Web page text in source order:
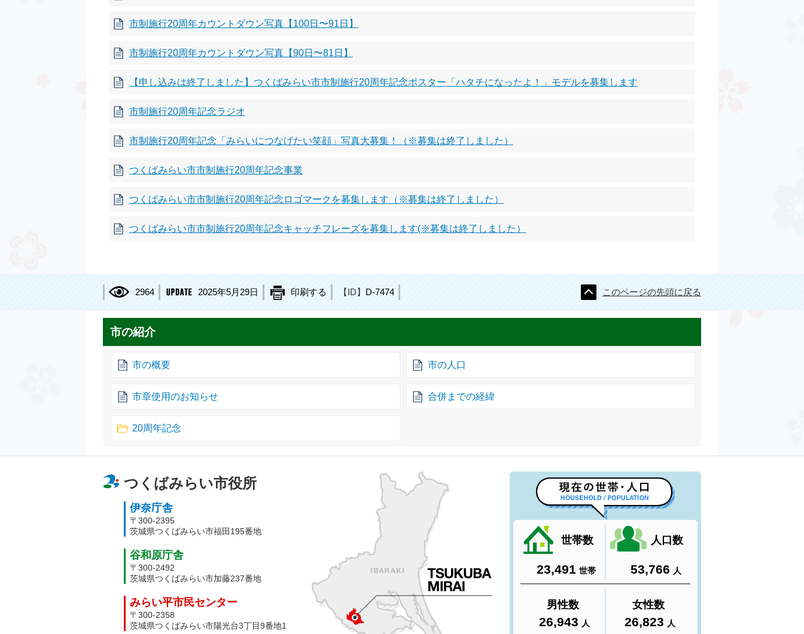
市制施行20周年カウントダウン写真【100日〜91日】
市制施行20周年カウントダウン写真【90日〜81日】
【申し込みは終了しました】つくばみらい市市制施行20周年記念ポスター「ハタチになったよ！」モデルを募集します
市制施行20周年記念ラジオ
市制施行20周年記念「みらいにつなげたい笑顔」写真大募集！（※募集は終了しました）
つくばみらい市市制施行20周年記念事業
つくばみらい市市制施行20周年記念ロゴマークを募集します（※募集は終了しました）
つくばみらい市市制施行20周年記念キャッチフレーズを募集します(※募集は終了しました）
2964 2025年5月29日 印刷する 【ID】 D-7474 このページの先頭に戻る
市の紹介
市の概要 市の人口
市章使用のお知らせ 合併までの経緯
20周年記念
つくばみらい市役所
伊奈庁舎
〒300-2395
茨城県つくばみらい市福田195番地
谷和原庁舎
〒300-2492
茨城県つくばみらい市加藤237番地
みらい平市民センター
〒300-2358
茨城県つくばみらい市陽光台3丁目9番地1